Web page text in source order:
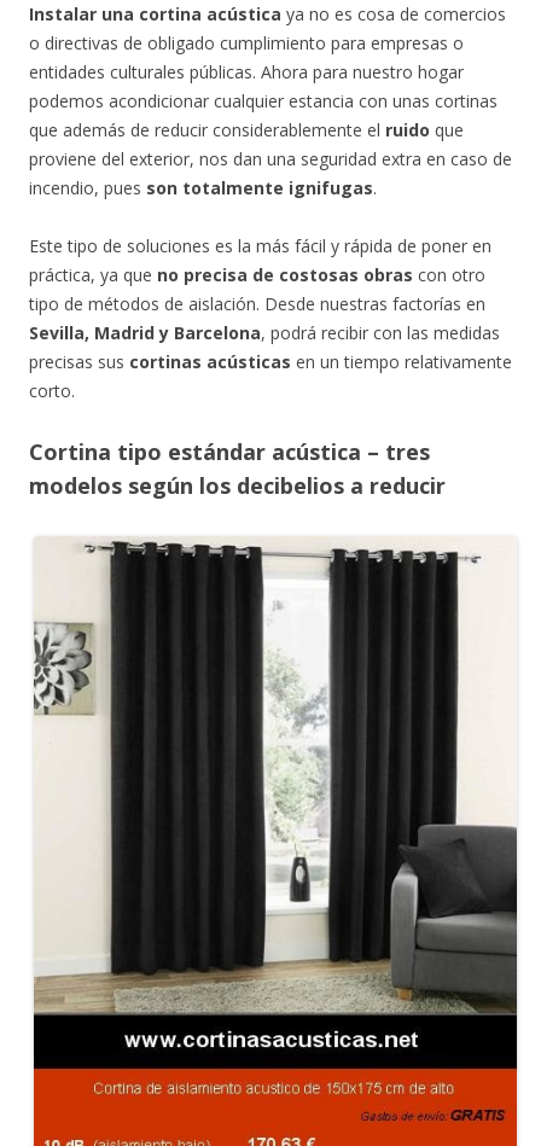
Instalar una cortina acústica ya no es cosa de comercios
o directivas de obligado cumplimiento para empresas o
entidades culturales públicas. Ahora para nuestro hogar
podemos acondicionar cualquier estancia con unas cortinas
que además de reducir considerablemente el ruido que
proviene del exterior, nos dan una seguridad extra en caso de
incendio, pues son totalmente ignifugas.
Este tipo de soluciones es la más fácil y rápida de poner en
práctica, ya que no precisa de costosas obras con otro
tipo de métodos de aislación. Desde nuestras factorías en
Sevilla, Madrid y Barcelona, podrá recibir con las medidas
precisas sus cortinas acústicas en un tiempo relativamente
corto.
Cortina tipo estándar acústica – tres
modelos según los decibelios a reducir